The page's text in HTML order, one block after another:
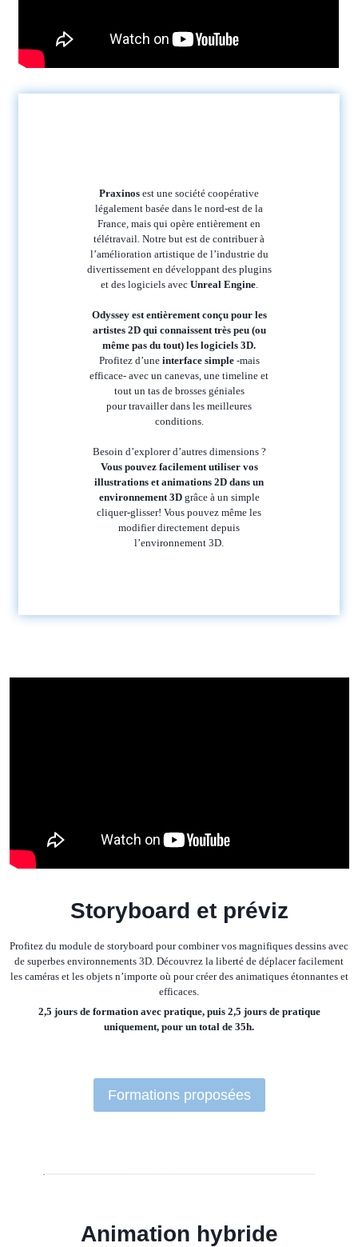
Praxinos est une société coopérative
légalement basée dans le nord-est de la
France, mais qui opère entièrement en
télétravail. Notre but est de contribuer à
l’amélioration artistique de l’industrie du
divertissement en développant des plugins
et des logiciels avec Unreal Engine.
Odyssey est entièrement conçu pour les
artistes 2D qui connaissent très peu (ou
même pas du tout) les logiciels 3D.
Profitez d’une interface simple-mais
efficace- avec un canevas, une timeline et
tout un tas de brosses géniales
pour travailler dans les meilleures
conditions.
Besoin d’explorer d’autres dimensions ?
Vous pouvez facilement utiliser vos
illustrations et animations 2D dans un
environnement 3Dgrâce à un simple
cliquer-glisser! Vous pouvez même les
modifier directement depuis
l’environnement 3D.
Storyboard et préviz
Profitez du module de storyboard pour combiner vos magnifiques dessins avec
de superbes environnements 3D. Découvrez la liberté de déplacer facilement
les caméras et les objets n’importe où pour créer des animatiques étonnantes et
efficaces.
2,5 jours de formation avec pratique, puis 2,5 jours de pratique
uniquement, pour un total de 35h.
Formations proposées
Animation hybride